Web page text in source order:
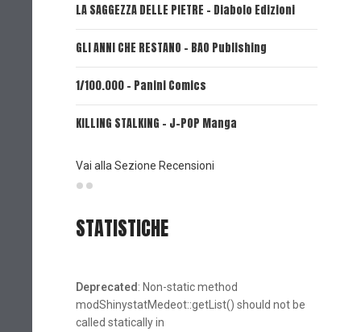
LA SAGGEZZA DELLE PIETRE - Diabolo Edizioni
GLI ANNI CHE RESTANO - BAO Publishing
1/100.000 - Panini Comics
KILLING STALKING - J-POP Manga
Vai alla Sezione Recensioni
STATISTICHE
Deprecated: Non-static method
modShinystatMedeot::getList() should not be
called statically in